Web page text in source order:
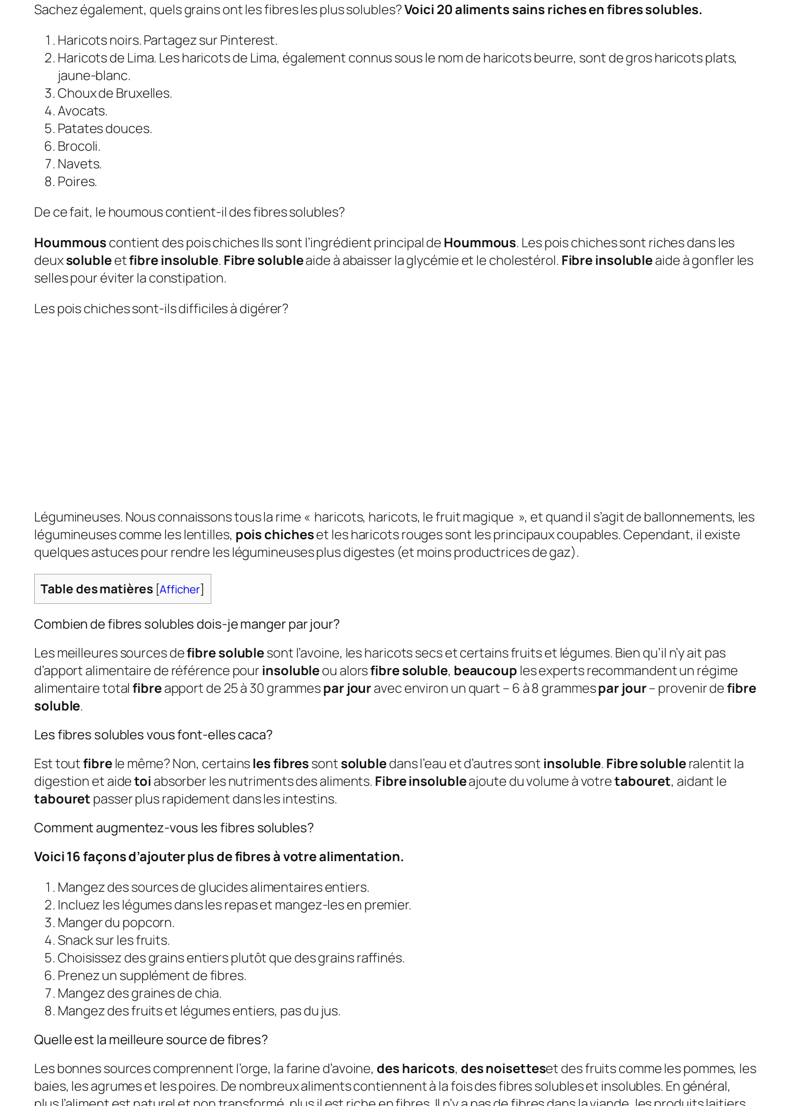
Sachez également, quels grains ont les fibres les plus solubles?Voici 20 aliments sains riches en fibres solubles.
Haricots noirs. Partagez sur Pinterest.
Haricots de Lima. Les haricots de Lima, également connus sous le nom de haricots beurre, sont de gros haricots plats,
jaune-blanc.
Choux de Bruxelles.
Avocats.
Patates douces.
Brocoli.
Navets.
Poires.
De ce fait, le houmous contient-il des fibres solubles?
Hoummous contient des pois chichesIls sont l’ingrédient principal de Hoummous. Les pois chiches sont riches dans les
deuxsolubleetfibre insoluble. Fibre solubleaide à abaisser la glycémie et le cholestérol. Fibre insolubleaide à gonfler les
selles pour éviter la constipation.
Les pois chiches sont-ils difficiles à digérer?
Légumineuses. Nous connaissons tous la rime « haricots, haricots, le fruit magique », et quand il s’agit de ballonnements, les
légumineuses comme les lentilles, pois chicheset les haricots rouges sont les principaux coupables. Cependant, il existe
quelques astuces pour rendre les légumineuses plus digestes (et moins productrices de gaz).
Table des matières [Afficher]
Combien de fibres solubles dois-je manger par jour?
Les meilleures sources defibre solublesont l’avoine, les haricots secs et certains fruits et légumes. Bien qu’il n’y ait pas
d’apport alimentaire de référence pour insolubleou alorsfibre soluble, beaucoup les experts recommandent un régime
alimentaire totalfibreapport de 25 à 30 grammespar jouravec environ un quart – 6 à 8 grammespar jour– provenir defibre
soluble.
Les fibres solubles vous font-elles caca?
Est toutfibrele même? Non, certainsles fibres sont solubledans l’eau et d’autres sont insoluble. Fibre solubleralentit la
digestion et aidetoi absorber les nutriments des aliments. Fibre insolubleajoute du volume à votretabouret, aidant le
tabouret passer plus rapidement dans les intestins.
Comment augmentez-vous les fibres solubles?
Voici 16 façons d’ajouter plus de fibres à votre alimentation.
Mangez des sources de glucides alimentaires entiers.
Incluez les légumes dans les repas et mangez-les en premier.
Manger du popcorn.
Snack sur les fruits.
Choisissez des grains entiers plutôt que des grains raffinés.
Prenez un supplément de fibres.
Mangez des graines de chia.
Mangez des fruits et légumes entiers, pas du jus.
Quelle est la meilleure source de fibres?
Les bonnes sources comprennent l’orge, la farine d’avoine, des haricots, des noisetteset des fruits comme les pommes, les
baies, les agrumes et les poires. De nombreux aliments contiennent à la fois des fibres solubles et insolubles. En général,